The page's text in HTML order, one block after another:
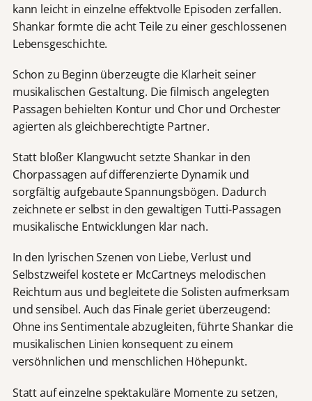
kann leicht in einzelne effektvolle Episoden zerfallen.
Shankar formte die acht Teile zu einer geschlossenen
Lebensgeschichte.
Schon zu Beginn überzeugte die Klarheit seiner
musikalischen Gestaltung. Die filmisch angelegten
Passagen behielten Kontur und Chor und Orchester
agierten als gleichberechtigte Partner.
Statt bloßer Klangwucht setzte Shankar in den
Chorpassagen auf differenzierte Dynamik und
sorgfältig aufgebaute Spannungsbögen. Dadurch
zeichnete er selbst in den gewaltigen Tutti-Passagen
musikalische Entwicklungen klar nach.
In den lyrischen Szenen von Liebe, Verlust und
Selbstzweifel kostete er McCartneys melodischen
Reichtum aus und begleitete die Solisten aufmerksam
und sensibel. Auch das Finale geriet überzeugend:
Ohne ins Sentimentale abzugleiten, führte Shankar die
musikalischen Linien konsequent zu einem
versöhnlichen und menschlichen Höhepunkt.
Statt auf einzelne spektakuläre Momente zu setzen,